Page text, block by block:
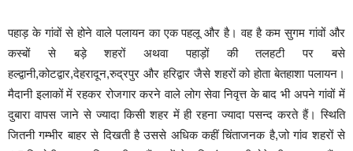
पहाड़ के गांवों से होने वाले पलायन का एक पहलू और है। वह है कम सुगम गांवों और
कस्बों से बड़े शहरों अथवा पहाड़ों की तलहटी पर बसे
हल्द्वानी,कोटद्वार,देहरादून,रुद्रपुर और हरिद्वार जैसे शहरों को होता बेतहाशा पलायन।
मैदानी इलाकों में रहकर रोजगार करने वाले लोग सेवा निवृत्त के बाद भी अपने गांवों में
दुबारा वापस जाने से ज्यादा किसी शहर में ही रहना ज्यादा पसन्द करते हैं। स्थिति
जितनी गम्भीर बाहर से दिखती है उससे अधिक कहीं चिंताजनक है,जो गांव शहरों से